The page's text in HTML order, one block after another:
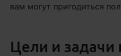
вам могут пригодиться
Цели и задачи